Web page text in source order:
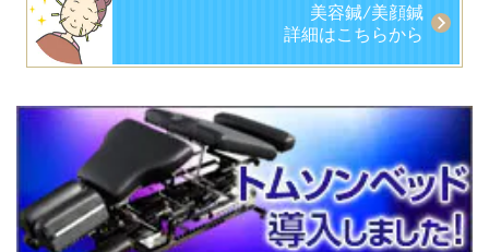
美容鍼/美顔鍼
詳細はこちらから